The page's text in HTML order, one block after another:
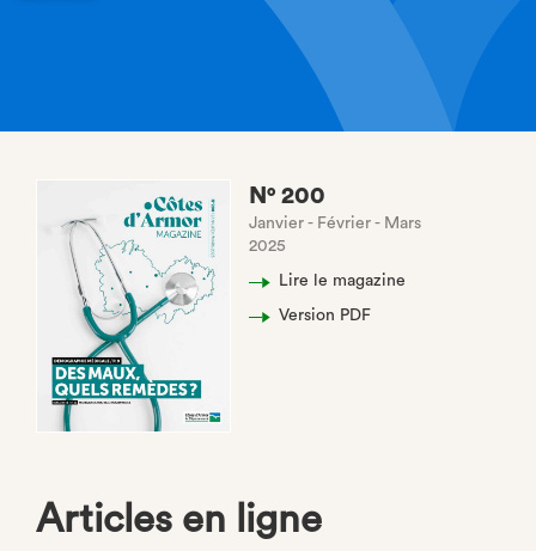
N° 200
Janvier - Février - Mars
2025
Lire le magazine
Version PDF
Articles en ligne